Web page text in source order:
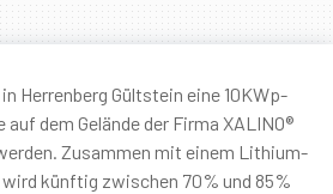
Herrenberg Gültstein eine 10KWp-
dem Gelände der Firma XALINO®
Zusammen mit einem Lithium-
künftig zwischen 70% und 85%